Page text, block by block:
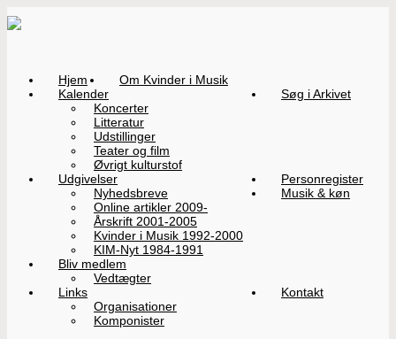
Hjem
Om Kvinder i Musik
Kalender
Koncerter
Litteratur
Udstillinger
Teater og film
Øvrigt kulturstof
Søg i Arkivet
Udgivelser
Nyhedsbreve
Online artikler 2009-
Årskrift 2001-2005
Kvinder i Musik 1992-2000
KIM-Nyt 1984-1991
Personregister
Musik & køn
Bliv medlem
Vedtægter
Links
Organisationer
Komponister
Kontakt